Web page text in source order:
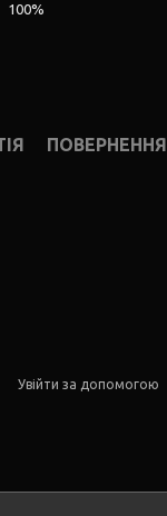
100%
ПОВЕРНЕННЯ
Увійти за допомогою